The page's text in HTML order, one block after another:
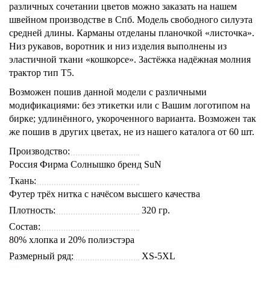
В КОРЗИНУ
различных сочетании цветов можно заказать на нашем
швейном производстве в Спб. Модель свободного силуэта
средней длины. Карманы отделаны планочкой «листочка».
Низ рукавов, воротник и низ изделия выполнены из
эластичной ткани «кошкорсе». Застёжка надёжная молния
трактор тип Т5.
Возможен пошив данной модели с различными
модификациями: без этикетки или с Вашим логотипом на
бирке; удлинённого, укороченного варианта. Возможен так
же пошив в других цветах, не из нашего каталога от 60 шт.
Производство:
Россия Фирма Солнышко бренд SuN
Ткань:
Футер трёх нитка с начёсом высшего качества
Плотность:
320 гр.
Состав:
80% хлопка и 20% полиэстэра
Размерный ряд:
XS-5XL